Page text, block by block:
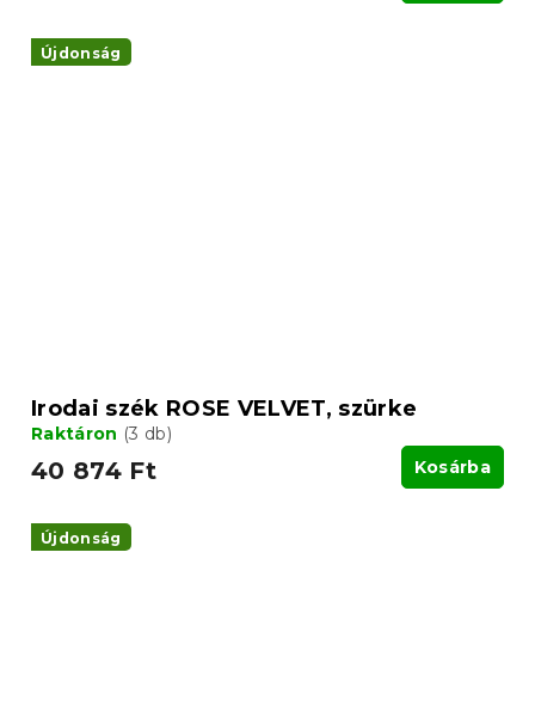
Újdonság
Irodai szék ROSE VELVET, szürke
Raktáron (3 db)
40 874 Ft Kosárba
Újdonság